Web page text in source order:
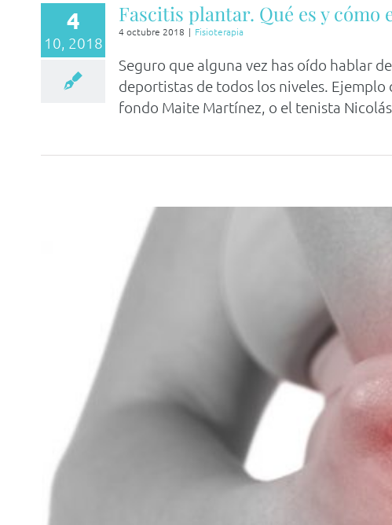
4
10, 2018
Fascitis plantar. Qué es y cómo
4 octubre 2018 | Fisioterapia
Seguro que alguna vez has oído hablar
deportistas de todos los niveles.
fondo Maite Martínez, o el tenista